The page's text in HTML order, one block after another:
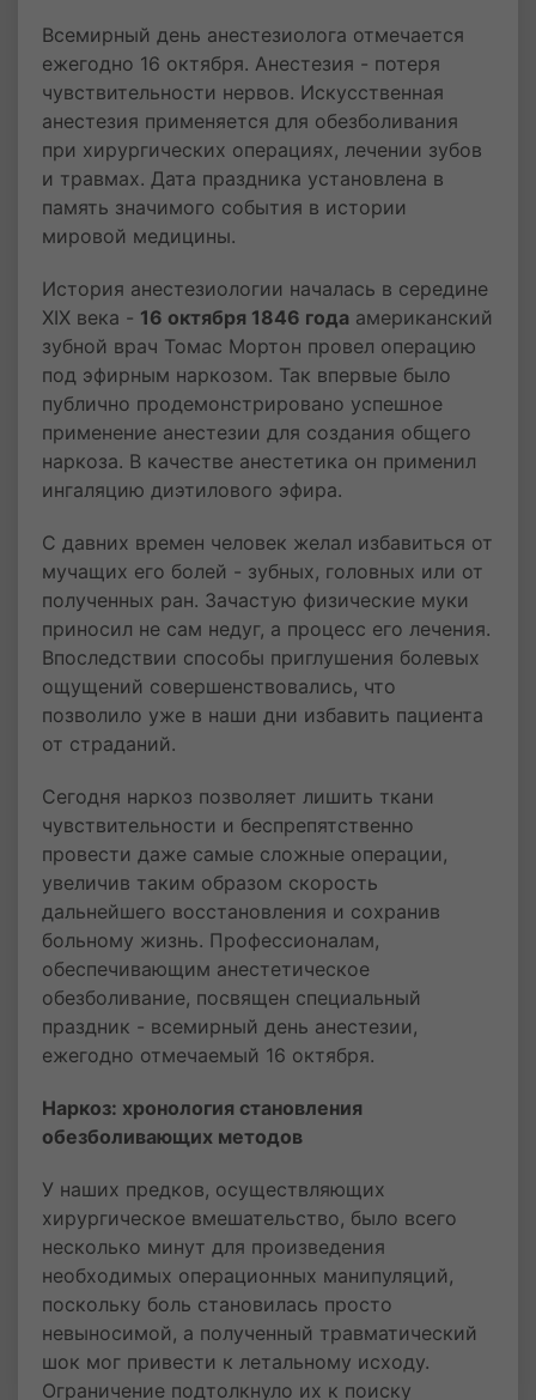
Всемирный день анестезиолога отмечается
ежегодно 16 октября. Анестезия - потеря
чувствительности нервов. Искусственная
анестезия применяется для обезболивания
при хирургических операциях, лечении зубов
и травмах. Дата праздника установлена в
память значимого события в истории
мировой медицины.
История анестезиологии началась в середине
XIX века - 16 октября 1846 года американский
зубной врач Томас Мортон провел операцию
под эфирным наркозом. Так впервые было
публично продемонстрировано успешное
применение анестезии для создания общего
наркоза. В качестве анестетика он применил
ингаляцию диэтилового эфира.
С давних времен человек желал избавиться от
мучащих его болей - зубных, головных или от
полученных ран. Зачастую физические муки
приносил не сам недуг, а процесс его лечения.
Впоследствии способы приглушения болевых
ощущений совершенствовались, что
позволило уже в наши дни избавить пациента
от страданий.
Сегодня наркоз позволяет лишить ткани
чувствительности и беспрепятственно
провести даже самые сложные операции,
увеличив таким образом скорость
дальнейшего восстановления и сохранив
больному жизнь. Профессионалам,
обеспечивающим анестетическое
обезболивание, посвящен специальный
праздник - всемирный день анестезии,
ежегодно отмечаемый 16 октября.
Наркоз: хронология становления
обезболивающих методов
У наших предков, осуществляющих
хирургическое вмешательство, было всего
несколько минут для произведения
необходимых операционных манипуляций,
поскольку боль становилась просто
невыносимой, а полученный травматический
шок мог привести к летальному исходу.
Ограничение подтолкнуло их к поиску